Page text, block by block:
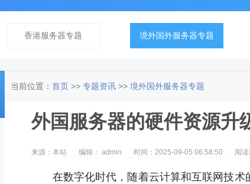
香港服务器专题 境外国外服务器专题
当前位置： 首页>> 专题资讯>> 境外国外服务器专题
外国服务器的硬件资源升
来源：本站 编辑： admin 时间：2025-09-05 06:58:50 阅
在数字化时代，随着云计算和互联网技